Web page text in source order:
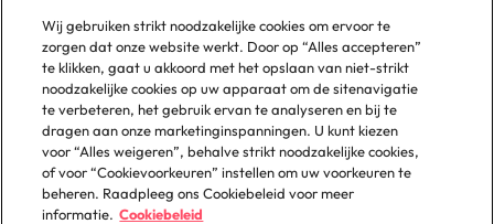
Privacybeleid
Cookiebeleid
Beleidsbibliotheek
Antwerpen
Brussel
Gent
Groot-Bijgaarden
Wij gebruiken strikt noodzakelijke cookies om ervoor te
zorgen dat onze website werkt. Door op “Alles accepteren”
te klikken, gaat u akkoord met het opslaan van niet-strikt
noodzakelijke cookies op uw apparaat om de sitenavigatie
te verbeteren, het gebruik ervan te analyseren en bij te
dragen aan onze marketinginspanningen. U kunt kiezen
voor “Alles weigeren”, behalve strikt noodzakelijke cookies,
of voor “Cookievoorkeuren” instellen om uw voorkeuren te
beheren. Raadpleeg ons Cookiebeleid voor meer
informatie. Cookiebeleid